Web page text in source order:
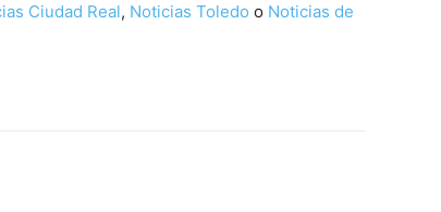
Ciudad Real, Noticias Toledo o Noticias de